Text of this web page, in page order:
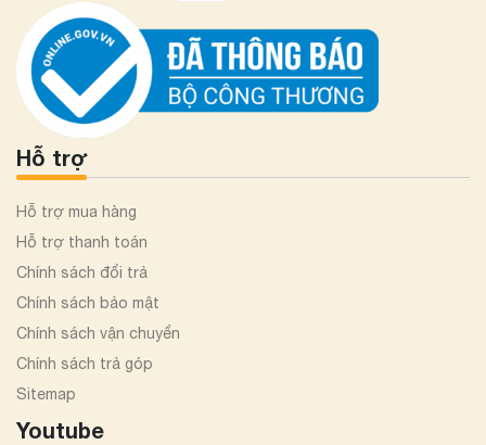
Hỗ trợ
Hỗ trợ mua hàng
Hỗ trợ thanh toán
Chính sách đổi trả
Chính sách bảo mật
Chính sách vận chuyển
Chính sách trả góp
Sitemap
Youtube